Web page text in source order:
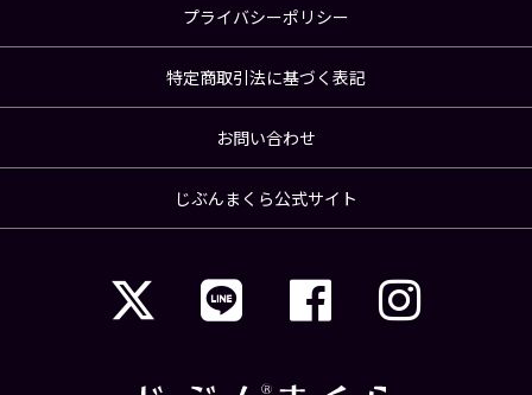
プライバシーポリシー
特定商取引法に基づく表記
お問い合わせ
じぶんまくら公式サイト